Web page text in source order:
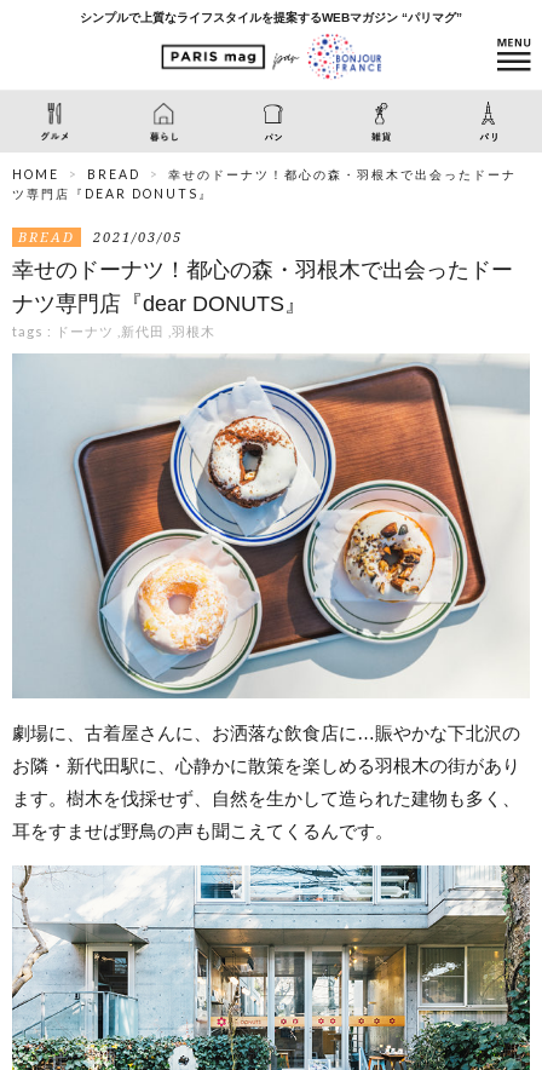
シンプルで上質なライフスタイルを提案するWEBマガジン “パリマグ”
HOME BREAD
幸せのドーナツ！都心の森・羽根木で出会ったドーナ
ツ専門店『DEAR DONUTS』
BREAD 2021/03/05
幸せのドーナツ！都心の森・羽根木で出会ったドー
ナツ専門店『dear DONUTS』
tags : ドーナツ 新代田 羽根木
劇場に、古着屋さんに、お洒落な飲食店に…賑やかな下北沢の
お隣・新代田駅に、心静かに散策を楽しめる羽根木の街があり
ます。樹木を伐採せず、自然を生かして造られた建物も多く、
耳をすませば野鳥の声も聞こえてくるんです。